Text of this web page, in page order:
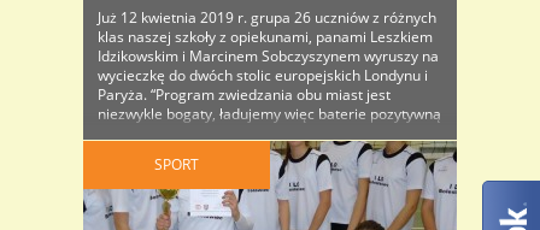
Już 12 kwietnia 2019 r. grupa 26 uczniów z różnych
klas naszej szkoły z opiekunami, panami Leszkiem
Idzikowskim i Marcinem Sobczyszynem wyruszy na
wycieczkę do dwóch stolic europejskich Londynu i
Paryża. “Program zwiedzania obu miast jest
niezwykle bogaty, ładujemy więc baterie pozytywną
Oprócz Londynu, w Anglii zobaczymy ..
SPORT